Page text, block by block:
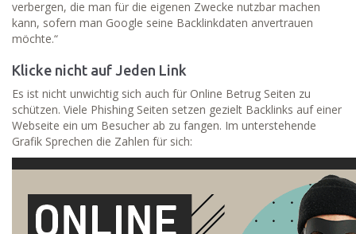
verbergen, die man für die eigenen Zwecke nutzbar machen
kann, sofern man Google seine Backlinkdaten anvertrauen
möchte.“
Klicke nicht auf Jeden Link
Es ist nicht unwichtig sich auch für Online Betrug Seiten zu
schützen. Viele Phishing Seiten setzen gezielt Backlinks auf einer
Webseite ein um Besucher ab zu fangen. Im unterstehende
Grafik Sprechen die Zahlen für sich: